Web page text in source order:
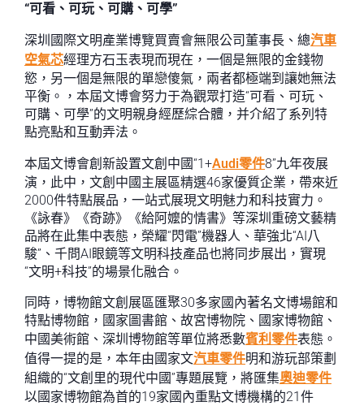
“可看、可玩、可購、可學”
深圳國際文明產業博覽買賣會無限公司董事長、總汽車
空氣芯經理方石玉表現而現在，一個是無限的金錢物
慾，另一個是無限的單戀傻氣，兩者都極端到讓她無法
平衡。，本屆文博會努力于為觀眾打造“可看、可玩、
可購、可學”的文明親身經歷綜合體，并介紹了系列特
點亮點和互動弄法。
本屆文博會創新設置文創中國“1+Audi零件8”九年夜展
演，此中，文創中國主展區精選46家優質企業，帶來近
2000件特點展品，一站式展現文明魅力和科技實力。
《詠春》《奇跡》《給阿嬤的情書》等深圳重磅文藝精
品將在此集中表態，榮耀“閃電”機器人、華強北“AI八
駿”、千問AI眼鏡等文明科技產品也將同步展出，實現
“文明+科技”的場景化融合。
同時，博物館文創展區匯聚30多家國內著名文博場館和
特點博物館，國家圖書館、故宮博物院、國家博物館、
中國美術館、深圳博物館等單位將悉數賓利零件表態。
值得一提的是，本年由國家文汽車零件明和游玩部策劃
組織的“文創里的現代中國”專題展覽，將匯集奧迪零件
以國家博物館為首的19家國內重點文博機構的21件